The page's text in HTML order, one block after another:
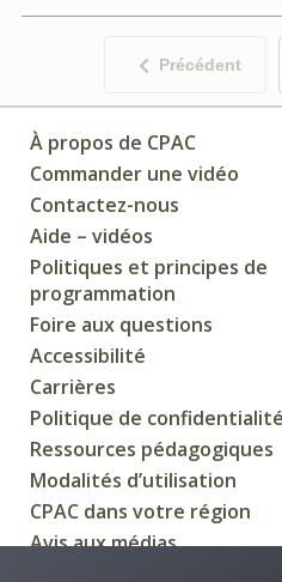
Précédent
À propos de CPAC
Commander une vidéo
Contactez-nous
Aide – vidéos
Politiques et principes de
programmation
Foire aux questions
Accessibilité
Carrières
Politique de confidentialité
Ressources pédagogiques
Modalités d’utilisation
CPAC dans votre région
Avis aux médias